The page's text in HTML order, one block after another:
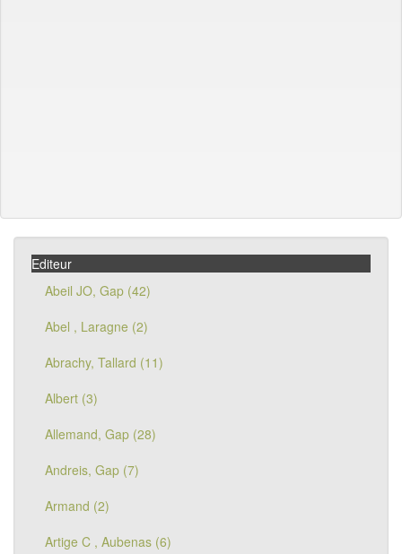
Editeur
Abeil JO, Gap (42)
Abel , Laragne (2)
Abrachy, Tallard (11)
Albert (3)
Allemand, Gap (28)
Andreis, Gap (7)
Armand (2)
Artige C , Aubenas (6)